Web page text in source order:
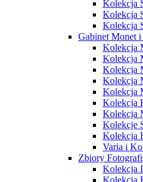
Kolekcja
Kolekcja
Kolekcja
Gabinet Monet
Kolekcja
Kolekcja
Kolekcja
Kolekcja
Kolekcja
Kolekcja
Kolekcja
Kolekcje
Kolekcja
Varia i
Zbiory
Kolekcja
Kolekcja